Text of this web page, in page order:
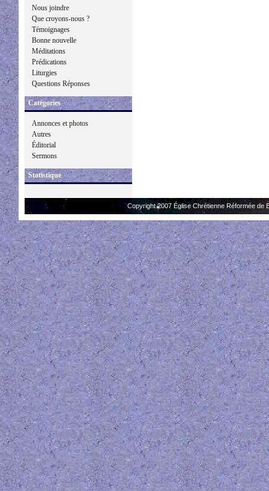
Nous joindre
Que croyons-nous ?
Témoignages
Bonne nouvelle
Méditations
Prédications
Liturgies
Questions Réponses
Catégories
Annonces et photos
Autres
Éditorial
Sermons
Statistique
Copyright 2007 Église Chrétienne Réformée de